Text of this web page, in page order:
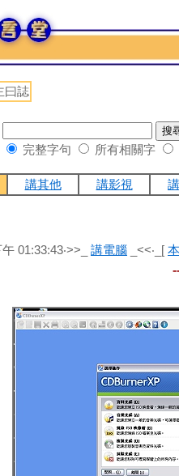
曰誌
完整字句 所有相關字
講其他 講影視
01:33:43‧>>_ 講電腦 _<<‧_[